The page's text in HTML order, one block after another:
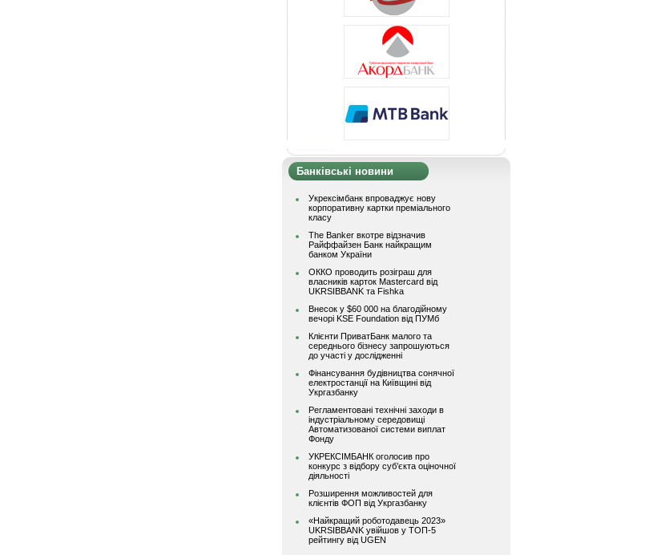
Банківські новини
Укрексімбанк впроваджує нову
корпоративну картки преміального
класу
The Banker вкотре відзначив
Райффайзен Банк найкращим
банком України
ОККО проводить розіграш для
власників карток Mastercard від
UKRSIBBANK та Fishka
Внесок у $60 000 на благодійному
вечорі KSE Foundation від ПУМб
Клієнти ПриватБанк малого та
середнього бізнесу запрошуються
до участі у дослідженні
Фінансування будівництва сонячної
електростанції на Київщині від
Укргазбанку
Регламентовані технічні заходи в
індустріальному середовищі
Автоматизованої системи виплат
Фонду
УКРЕКСІМБАНК оголосив про
конкурс з відбору суб’єкта оціночної
діяльності
Розширення можливостей для
клієнтів ФОП від Укргазбанку
«Найкращий роботодавець 2023»
UKRSIBBANK увійшов у ТОП-5
рейтингу від UGEN